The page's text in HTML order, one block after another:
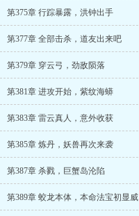
第375章 行踪暴露，洪钟出手
第377章 全部击杀，道友出来吧
第379章 穿云弓，劲敌陨落
第381章 进攻开始，紫纹海蟒
第383章 雷云真人，意外收获
第385章 炼丹，妖兽再次来袭
第387章 杀戮，巨蟹岛沦陷
第389章 蛟龙本体，本命法宝初显威